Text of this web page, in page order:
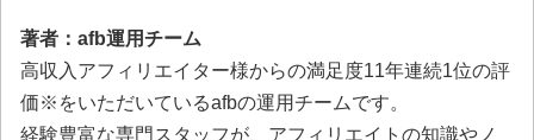
著者：afb運用チーム
高収入アフィリエイター様からの満足度11年連続1位の評
価※をいただいているafbの運用チームです。
経験豊富な専門スタッフが、アフィリエイトの知識やノ